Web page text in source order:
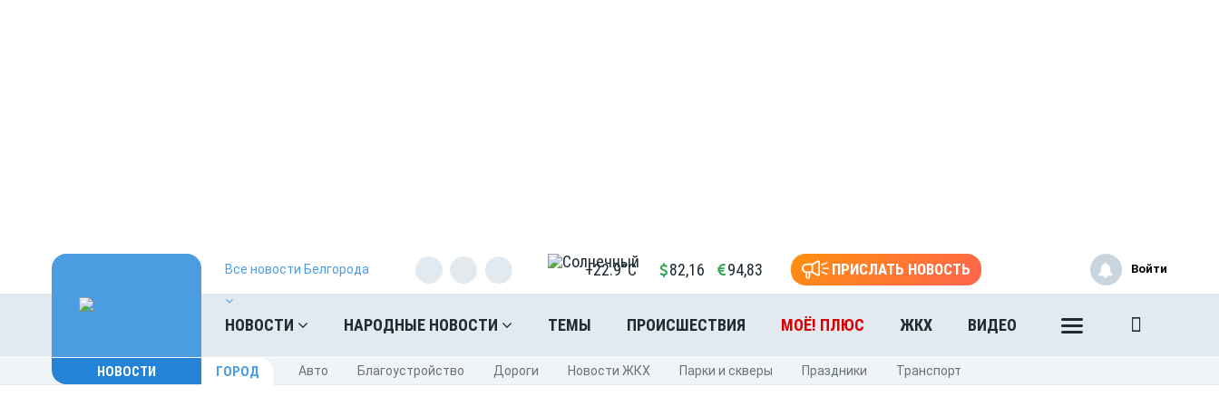
Все новости Белгорода +22.9°C 82,16 94,83 ПРИСЛАТЬ НОВОСТЬ
НОВОСТИ НАРОДНЫЕ НОВОСТИ ТЕМЫ ПРОИСШЕСТВИЯ МОЁ! ПЛЮС ЖКХ ВИДЕО
Войти
НОВОСТИ ГОРОД Авто Благоустройство Дороги Новости ЖКХ Парки и скверы Праздники Транспорт